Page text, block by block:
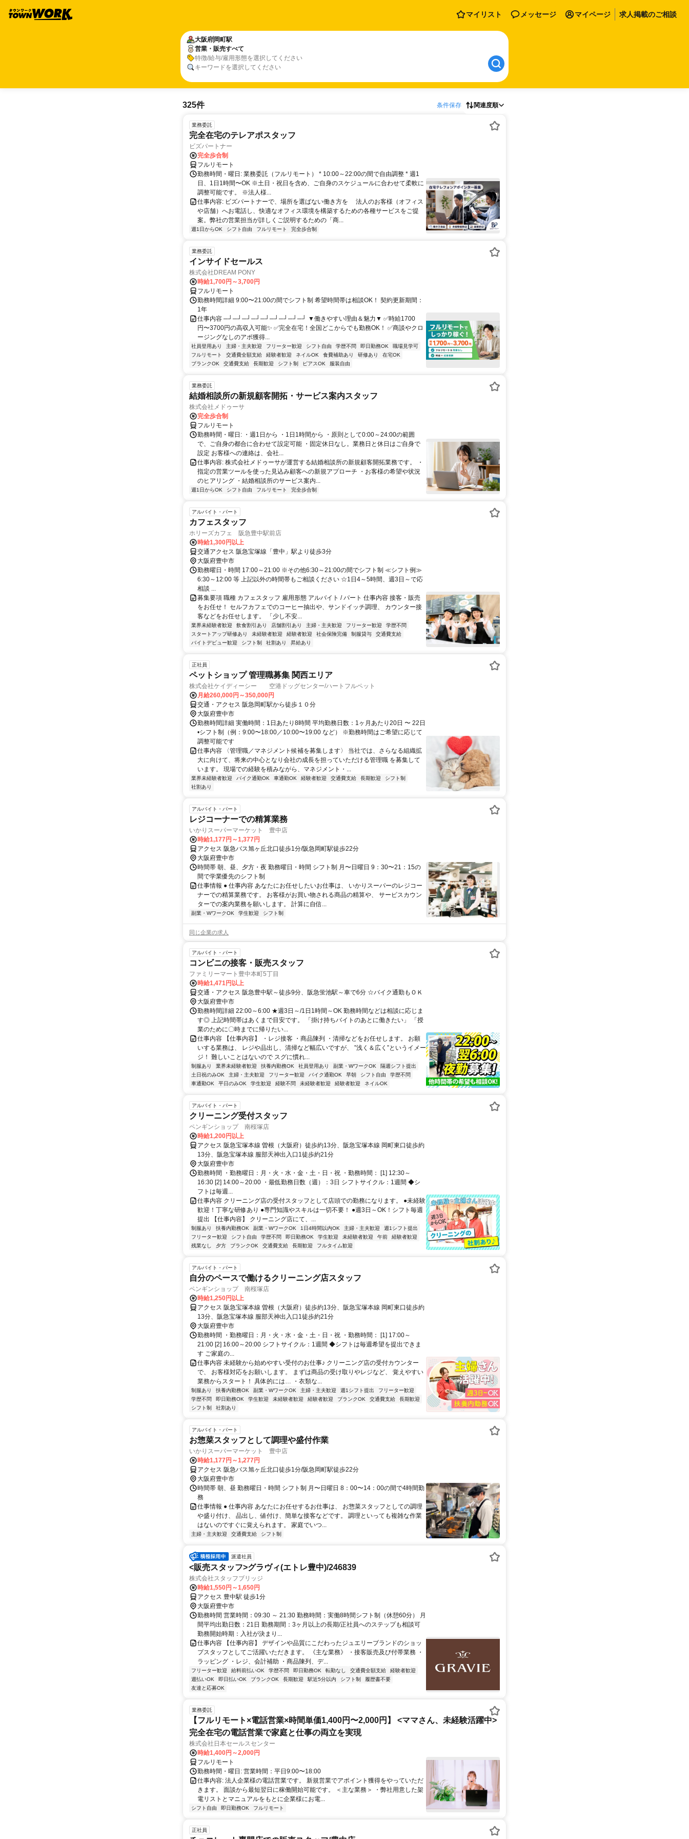
マイリスト メッセージ マイページ 求人掲載のご相談
大阪府 岡町駅
営業・販売すべて
特徴/給与/雇用形態を選択してください
キーワードを選択してください
325件 条件保存 関連度順
業務委託
完全在宅のテレアポスタッフ
ビズパートナー
完全歩合制
フルリモート
勤務時間・曜日: 業務委託（フルリモート） * 10:00～22:00の間で自由調整 * 週1
日、1日1時間〜OK ※土日・祝日を含め、ご自身のスケジュールに合わせて柔軟に
調整可能です。 ※法人様...
仕事内容: ビズパートナーで、場所を選ばない働き方を 法人のお客様（オフィス
や店舗）へお電話し、快適なオフィス環境を構築するための各種サービスをご提
案。弊社の営業担当が詳しくご説明するための「商...
週1日からOK シフト自由 フルリモート 完全歩合制
業務委託
インサイドセールス
株式会社DREAM PONY
時給1,700円～3,700円
フルリモート
勤務時間詳細 9:00〜21:00の間でシフト制 希望時間帯は相談OK！ 契約更新期間：
1年
仕事内容 ─┘─┘─┘─┘─┘─┘─┘─┘─┘ ▼働きやすい理由＆魅力▼ ✅時給1700
円〜3700円の高収入可能✨ ✅完全在宅！全国どこからでも勤務OK！ ✅商談やクロ
ージングなしのアポ獲得...
社員登用あり 主婦・主夫歓迎 フリーター歓迎 シフト自由 学歴不問 即日勤務OK
職場見学可
フルリモート
交通費全額支給 経験者歓迎 ネイルOK 食費補助あり 研修あり
在宅OK
ブランクOK
交通費支給 長期歓迎 シフト制 ピアスOK 服装自由
業務委託
結婚相談所の新規顧客開拓・サービス案内スタッフ
株式会社メドゥーサ
完全歩合制
フルリモート
勤務時間・曜日: ・週1日から ・1日1時間から ・原則として0:00～24:00の範囲
で、ご自身の都合に合わせて設定可能 ・固定休日なし。業務日と休日はご自身で
設定 お客様への連絡は、会社...
仕事内容: 株式会社メドゥーサが運営する結婚相談所の新規顧客開拓業務です。 ・
指定の営業ツールを使った見込み顧客への新規アプローチ ・お客様の希望や状況
のヒアリング ・結婚相談所のサービス案内...
週1日からOK シフト自由 フルリモート 完全歩合制
アルバイト・パート
カフェスタッフ
ホリーズカフェ 阪急豊中駅前店
時給1,300円以上
交通アクセス 阪急宝塚線「豊中」駅より徒歩3分
大阪府豊中市
勤務曜日・時間 17:00～21:00 ※その他6:30～21:00の間でシフト制 ≪シフト例≫
6:30～12:00 等 上記以外の時間帯もご相談ください ☆1日4～5時間、週3日～で応
相談 ...
募集要項 職種 カフェスタッフ 雇用形態 アルバイト / パート 仕事内容 接客・販売
をお任せ！ セルフカフェでのコーヒー抽出や、サンドイッチ調理、 カウンター接
客などをお任せします。 「少し不安...
業界未経験者歓迎 飲食割引あり 店舗割引あり 主婦・主夫歓迎 フリーター歓迎
学歴不問
スタートアップ研修あり
未経験者歓迎 経験者歓迎 社会保険完備 制服貸与
交通費支給
バイトデビュー歓迎
シフト制 社割あり 昇給あり
正社員
ペットショップ 管理職募集 関西エリア
株式会社ケイディーシー 空港ドッグセンター/ハートフルペット
月給260,000円～350,000円
交通・アクセス 阪急岡町駅から徒歩１０分
大阪府豊中市
勤務時間詳細 実働時間：1日あたり8時間 平均勤務日数：1ヶ月あたり20日 〜 22日
•シフト制（例：9:00〜18:00／10:00〜19:00 など） ※勤務時間はご希望に応じて
調整可能です
仕事内容 〈管理職／マネジメント候補を募集します〉 当社では、さらなる組織拡
大に向けて、将来の中心となり会社の成長を担っていただける管理職 を募集して
います。 現場での経験を積みながら、マネジメント・...
業界未経験者歓迎 バイク通勤OK 車通勤OK 経験者歓迎 交通費支給 長期歓迎
シフト制
社割あり
アルバイト・パート
レジコーナーでの精算業務
いかりスーパーマーケット 豊中店
時給1,177円～1,377円
アクセス 阪急バス旭ヶ丘北口徒歩1分/阪急岡町駅徒歩22分
大阪府豊中市
時間帯 朝、昼、夕方・夜 勤務曜日・時間 シフト制 月〜日曜日 9：30〜21：15の
間で学業優先のシフト制
仕事情報 ● 仕事内容 あなたにお任せしたいお仕事は、 いかりスーパーのレジコー
ナーでの精算業務です。 お客様がお買い物される商品の精算や、 サービスカウン
ターでの案内業務を願いします。 計算に自信...
副業・WワークOK 学生歓迎 シフト制
同じ企業の求人
アルバイト・パート
コンビニの接客・販売スタッフ
ファミリーマート豊中本町5丁目
時給1,471円以上
交通・アクセス 阪急豊中駅～徒歩9分、阪急蛍池駅～車で6分 ☆バイク通勤もＯＫ
大阪府豊中市
勤務時間詳細 22:00～6:00 ★週3日～/1日1時間～OK 勤務時間などは相談に応じま
す◎ 上記時間帯はあくまで目安です。 「掛け持ちバイトのあとに働きたい」 「授
業のために〇時までに帰りたい...
仕事内容 【仕事内容】 ・レジ接客 ・商品陳列 ・清掃などをお任せします。 お願
いする業務は、 レジや品出し、清掃など幅広いですが、 ”浅く＆広く”というイメー
ジ！ 難しいことはないので スグに慣れ...
制服あり 業界未経験者歓迎 扶養内勤務OK 社員登用あり 副業・WワークOK
隔週シフト提出
土日祝のみOK
主婦・主夫歓迎 フリーター歓迎 バイク通勤OK 早朝 シフト自由
学歴不問
車通勤OK
平日のみOK 学生歓迎 経験不問 未経験者歓迎 経験者歓迎 ネイルOK
アルバイト・パート
クリーニング受付スタッフ
ペンギンショップ 南桜塚店
時給1,200円以上
アクセス 阪急宝塚本線 曽根（大阪府）徒歩約13分、阪急宝塚本線 岡町東口徒歩約
13分、阪急宝塚本線 服部天神出入口1徒歩約21分
大阪府豊中市
勤務時間 ・勤務曜日：月・火・水・金・土・日・祝 ・勤務時間： [1] 12:30～
16:30 [2] 14:00～20:00 ・最低勤務日数（週）：3日 シフトサイクル：1週間 ◆シ
フトは毎週...
仕事内容 クリーニング店の受付スタッフとして店頭での勤務になります。 ●未経験
歓迎！丁寧な研修あり ●専門知識やスキルは一切不要！ ●週3日～OK！シフト毎週
提出 【仕事内容】 クリーニング店にて、...
制服あり 扶養内勤務OK 副業・WワークOK 1日4時間以内OK 主婦・主夫歓迎
週1シフト提出
フリーター歓迎
シフト自由 学歴不問 即日勤務OK 学生歓迎 未経験者歓迎 午前
経験者歓迎
残業なし
夕方 ブランクOK 交通費支給 長期歓迎 フルタイム歓迎
アルバイト・パート
自分のペースで働けるクリーニング店スタッフ
ペンギンショップ 南桜塚店
時給1,250円以上
アクセス 阪急宝塚本線 曽根（大阪府）徒歩約13分、阪急宝塚本線 岡町東口徒歩約
13分、阪急宝塚本線 服部天神出入口1徒歩約21分
大阪府豊中市
勤務時間 ・勤務曜日：月・火・水・金・土・日・祝 ・勤務時間： [1] 17:00～
21:00 [2] 16:00～20:00 シフトサイクル：1週間 ◆シフトは毎週希望を提出できま
す ご家庭の...
仕事内容 未経験から始めやすい受付のお仕事♪ クリーニング店の受付カウンター
で、 お客様対応をお願いします。 まずは商品の受け取りやレジなど、 覚えやすい
業務からスタート！ 具体的には… ・衣類な...
制服あり 扶養内勤務OK 副業・WワークOK 主婦・主夫歓迎 週1シフト提出
フリーター歓迎
学歴不問
即日勤務OK 学生歓迎 未経験者歓迎 経験者歓迎 ブランクOK 交通費支給
長期歓迎
シフト制
社割あり
アルバイト・パート
お惣菜スタッフとして調理や盛付作業
いかりスーパーマーケット 豊中店
時給1,177円～1,277円
アクセス 阪急バス旭ヶ丘北口徒歩1分/阪急岡町駅徒歩22分
大阪府豊中市
時間帯 朝、昼 勤務曜日・時間 シフト制 月〜日曜日 8：00〜14：00の間で4時間勤
務
仕事情報 ● 仕事内容 あなたにお任せするお仕事は、 お惣菜スタッフとしての調理
や盛り付け、 品出し、値付け、簡単な接客などです。 調理といっても複雑な作業
はないのですぐに覚えられます。 家庭でいつ...
主婦・主夫歓迎 交通費支給 シフト制
派遣社員
<販売スタッフ>グラヴィ(エトレ豊中)/246839
株式会社スタッフブリッジ
時給1,550円～1,650円
アクセス 豊中駅 徒歩1分
大阪府豊中市
勤務時間 営業時間：09:30 ～ 21:30 勤務時間：実働8時間シフト制（休憩60分） 月
間平均出勤日数：21日 勤務期間：3ヶ月以上の長期/正社員へのステップも相談可
勤務開始時期：入社が決まり...
仕事内容 【仕事内容】 デザインや品質にこだわったジュエリーブランドのショッ
プスタッフとしてご活躍いただきます。 《主な業務》 ・接客販売及び付帯業務 ・
ラッピング ・レジ、会計補助 ・商品陳列、デ...
フリーター歓迎 給料前払いOK 学歴不問 即日勤務OK 転勤なし 交通費全額支給
経験者歓迎
週払いOK
即日払いOK ブランクOK 長期歓迎 駅近5分以内 シフト制
履歴書不要
友達と応募OK
業務委託
【フルリモート×電話営業×時間単価1,400円〜2,000円】 <ママさん、未経験活躍中>
完全在宅の電話営業で家庭と仕事の両立を実現
株式会社日本セールスセンター
時給1,400円～2,000円
フルリモート
勤務時間・曜日: 営業時間：平日9:00〜18:00
仕事内容: 法人企業様の電話営業です。 新規営業でアポイント獲得をやっていただ
きます。 面談から最短翌日に稼働開始可能です。 ＜主な業務＞ ・弊社用意した架
電リストとマニュアルをもとに企業様にお電...
シフト自由 即日勤務OK フルリモート
正社員